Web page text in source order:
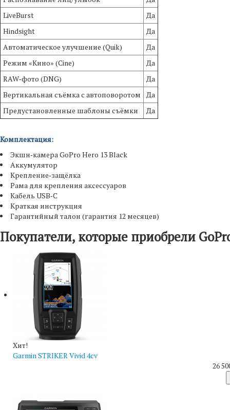
LiveBurst
Да
Hindsight
Да
Автоматическое улучшение (Quik)
Да
Режим «Кино» (Cine)
Да
RAW‑фото (DNG)
Да
Вертикальная съёмка с автоповоротом
Да
Предустановленные шаблоны съёмки
Да
Комплектация:
Экшн‑камера GoPro Hero 13 Black
Аккумулятор
Крепление‑защёлка
Рама для крепления аксессуаров
Кабель USB‑C
Краткая инструкция
Гарантийный талон (гарантия 12 месяцев)
Покупатели, которые приобрели
Хит!
Garmin STRIKER Vivid 4cv
26